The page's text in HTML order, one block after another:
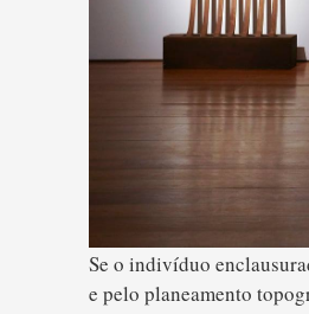
Se o indivíduo
e pelo planeamento